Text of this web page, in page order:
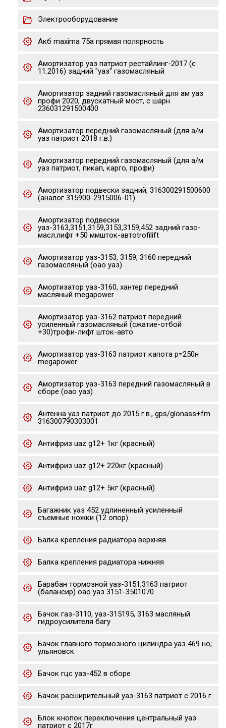
Электрооборудование
Акб maxima 75a прямая полярность
Амортизатор уаз патриот рестайлинг-2017 (с
11.2016) задний "уаз" газомасляный
Амортизатор задний газомасляный для ам уаз
профи 2020, двускатный мост, с шарн
236031291500400
Амортизатор передний газомасляный (для а/м
уаз патриот 2018 г.в.)
Амортизатор передний газомасляный (для а/м
уаз патриот, пикап, карго, профи)
Амортизатор подвески задний, 316300291500600
(аналог 315900-2915006-01)
Амортизатор подвески
уаз-3163,3151,3159,3153,3159,452 задний газо-
масл.лифт +50 ммшток-автоtrofilift
Амортизатор уаз-3153, 3159, 3160 передний
газомасляный (оао уаз)
Амортизатор уаз-3160, хантер передний
масляный megapower
Амортизатор уаз-3162 патриот передний
усиленный газомасляный (сжатие-отбой
+30)трофи-лифт шток-авто
Амортизатор уаз-3163 патриот капота р=250н
megapower
Амортизатор уаз-3163 передний газомасляный в
сборе (оао уаз)
Антенна уаз патриот до 2015 г.в., gps/glonass+fm
316300790303001
Антифриз uaz g12+ 1кг (красный)
Антифриз uaz g12+ 220кг (красный)
Антифриз uaz g12+ 5кг (красный)
Багажник уаз 452 удлиненный усиленный
съемные ножки (12 опор)
Балка крепления радиатора верхняя
Балка крепления радиатора нижняя
Барабан тормозной уаз-3151,3163 патриот
(балансир) оао уаз 3151-3501070
Бачок газ-3110, уаз-315195, 3163 масляный
гидроусилителя багу
Бачок главного тормозного цилиндра уаз 469 но;
ульяновск
Бачок гцс уаз-452 в сборе
Бачок расширительный уаз-3163 патриот с 2016 г.
Блок кнопок переключения центральный уаз
патриот с 2017г